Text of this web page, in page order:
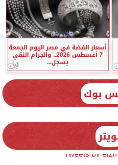
أسعار الفضة في مصر اليوم الجمعة
7 أغسطس 2026.. والجرام النقي
يسجل...
بوك
Tweets by